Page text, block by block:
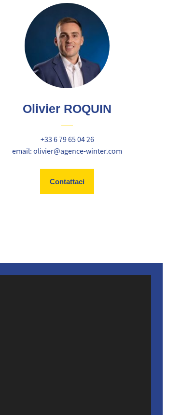
Olivier ROQUIN
+33 6 79 65 04 26
email: olivier@agence-winter.com
Contattaci